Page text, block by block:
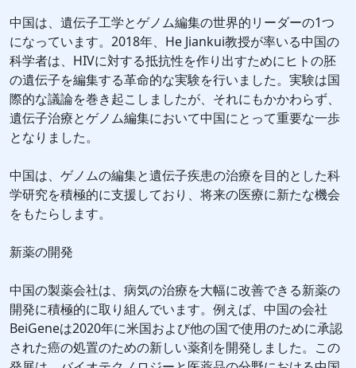
中国は、遺伝子工学とゲノム編集の世界的リーダーの1つ
になっています。2018年、He Jiankui教授が率いる中国の
科学者は、HIVに対する抵抗性を作り出すためにヒトの胚
の遺伝子を編集する革命的な実験を行いました。実験は国
際的な議論を巻き起こしましたが、それにもかかわらず、
遺伝子治療とゲノム編集において中国にとって重要な一歩
となりました。
中国は、ゲノムの編集と遺伝子疾患の治療を目的とした科
学研究を積極的に支援しており、将来の医療に新たな機会
をもたらします。
新薬の開発
中国の製薬会社は、病気の治療を大幅に改善できる新薬の
開発に積極的に取り組んでいます。例えば、中国の会社
BeiGeneは2020年に米国および他の国で使用のために承認
された癌の処置のための新しい薬剤を開発しました。この